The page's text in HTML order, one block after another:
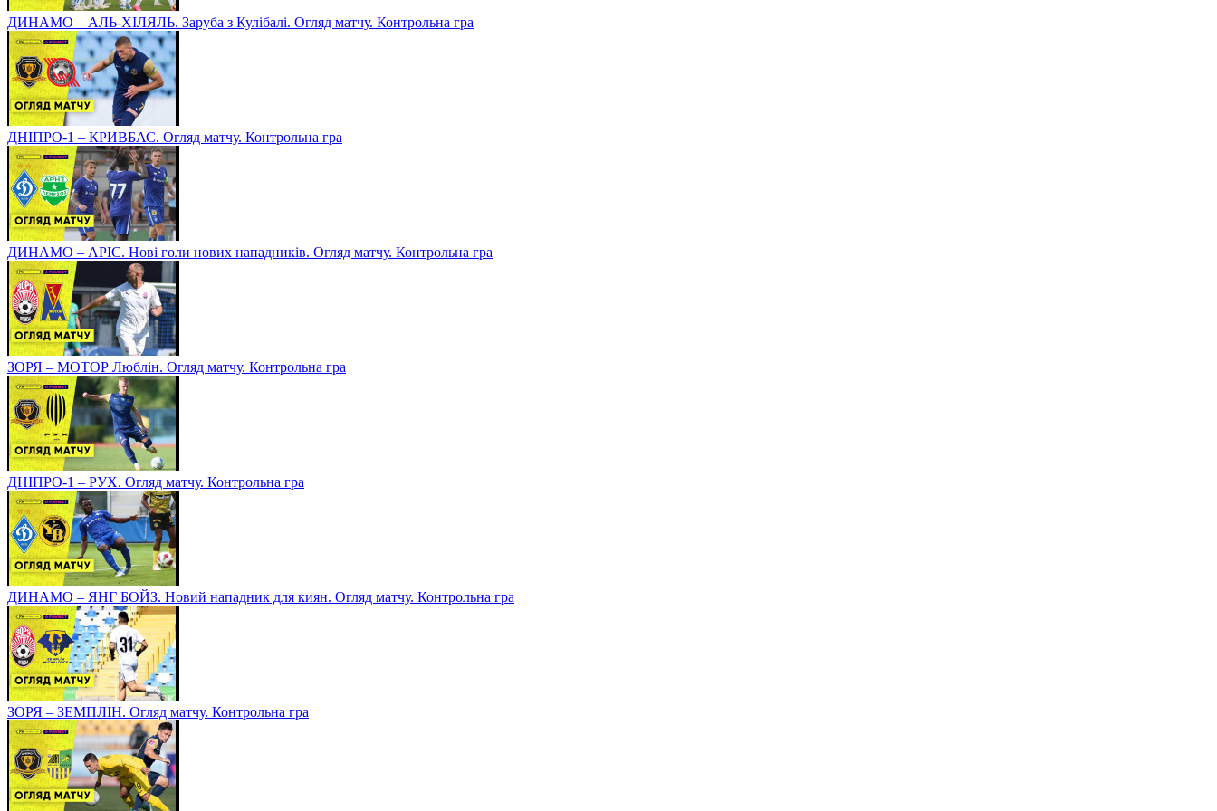
ДИНАМО – АЛЬ-ХІЛЯЛЬ. Заруба з Кулібалі. Огляд матчу. Контрольна гра
ДНІПРО-1 – КРИВБАС. Огляд матчу. Контрольна гра
ДИНАМО – АРІС. Нові голи нових нападників. Огляд матчу. Контрольна гра
ЗОРЯ – МОТОР Люблін. Огляд матчу. Контрольна гра
ДНІПРО-1 – РУХ. Огляд матчу. Контрольна гра
ДИНАМО – ЯНГ БОЙЗ. Новий нападник для киян. Огляд матчу. Контрольна гра
ЗОРЯ – ЗЕМПЛІН. Огляд матчу. Контрольна гра